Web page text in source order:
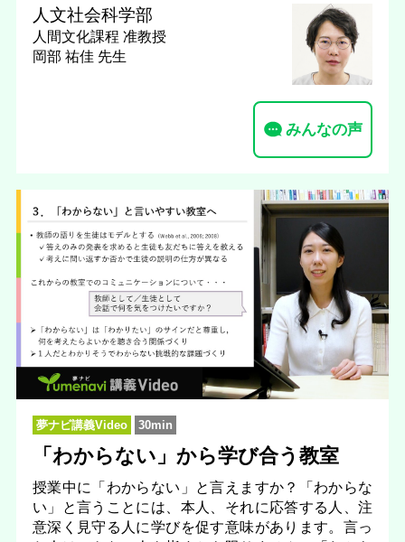
人文社会科学部
人間文化課程 准教授
岡部 祐佳 先生
みんなの声
夢ナビ講義Video 30min
「わからない」から学び合う教室
授業中に「わからない」と言えますか？「わからな
い」と言うことには、本人、それに応答する人、注
意深く見守る人に学びを促す意味があります。言っ